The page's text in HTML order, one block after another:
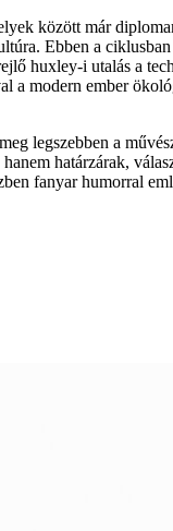
között már
Ebben a
huxley-i utalás a
modern ember
legszebben a
határzárak,
fanyar humorral